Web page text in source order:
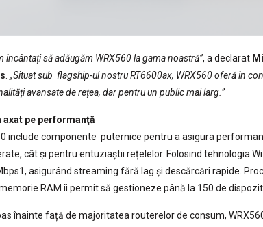
încântați să adăugăm WRX560 la gama noastră”, a declarat
„Situat sub flagship-ul nostru RT6600ax, WRX560 oferă în
avansate de rețea, dar pentru un public mai larg.”
axat pe performanţă
include componente puternice pentru a asigura
cât și pentru entuziaștii rețelelor. Folosind tehnologia
asigurând streaming fără lag și descărcări rapide.
RAM îi permit să gestioneze până la 150 de
înainte față de majoritatea routerelor de consum,